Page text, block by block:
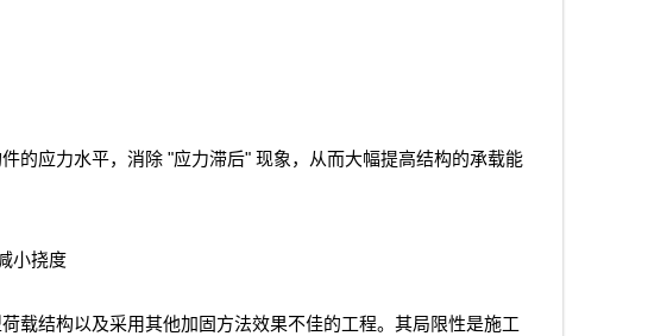
的应力水平，消除 "应力滞后" 现象，从而大幅提高结构的承载能
小挠度
载结构以及采用其他加固方法效果不佳的工程。其局限性是施工